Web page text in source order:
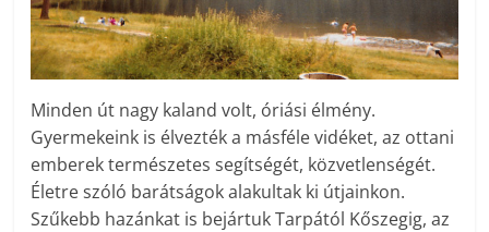
Minden út nagy kaland volt, óriási élmény.
Gyermekeink is élvezték a másféle vidéket, az ottani
emberek természetes segítségét, közvetlenségét.
Életre szóló barátságok alakultak ki útjainkon.
Szűkebb hazánkat is bejártuk Tarpától Kőszegig, az